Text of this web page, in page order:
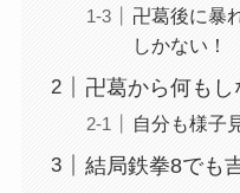
卍葛後に暴
しかない！
卍葛から何もし
自分も様子
結局鉄拳8でも